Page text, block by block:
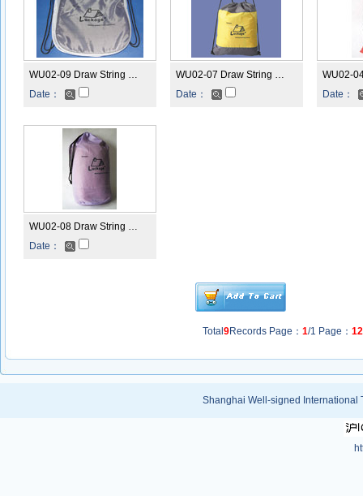
WU02-09 Draw String …
Date：
WU02-07 Draw String …
Date：
WU02-
Date：
WU02-08 Draw String …
Date：
Total9Records Page：1/1 Page：12
Shanghai Well-signed International